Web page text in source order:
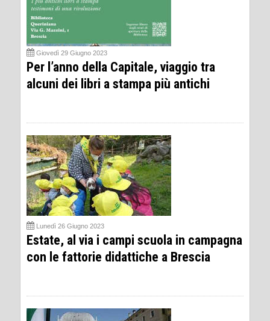
Giovedì 29 Giugno 2023
Per l’anno della Capitale, viaggio tra
alcuni dei libri a stampa più antichi
Lunedì 26 Giugno 2023
Estate, al via i campi scuola in campagna
con le fattorie didattiche a Brescia